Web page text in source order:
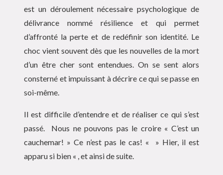
est un déroulement nécessaire psychologique de
délivrance nommé résilience et qui permet
d’affronté la perte et de redéfinir son identité. Le
choc vient souvent dès que les nouvelles de la mort
d’un être cher sont entendues. On se sent alors
consterné et impuissant à décrire ce qui se passe en
soi-même.
Il est difficile d’entendre et de réaliser ce qui s’est
passé. Nous ne pouvons pas le croire « C’est un
cauchemar! » Ce n’est pas le cas! « » Hier, il est
apparu si bien « , et ainsi de suite.